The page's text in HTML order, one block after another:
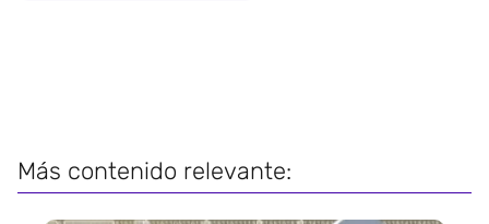
Más contenido relevante: